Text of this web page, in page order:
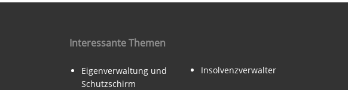
Interessante Themen
Eigenverwaltung und
Schutzschirm
Insolvenzverwalter